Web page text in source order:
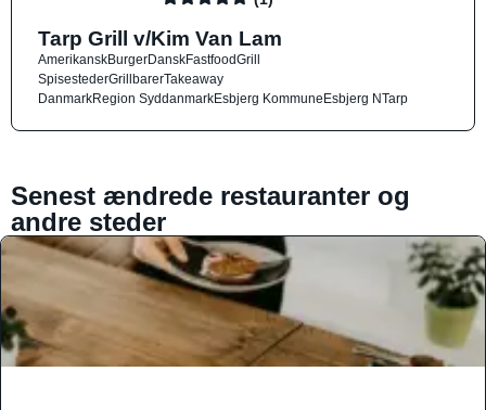
Tarp Grill v/Kim Van Lam
AmerikanskBurgerDanskFastfoodGrill
SpisestederGrillbarerTakeaway
DanmarkRegion SyddanmarkEsbjerg KommuneEsbjerg NTarp
Senest ændrede restauranter og
andre steder